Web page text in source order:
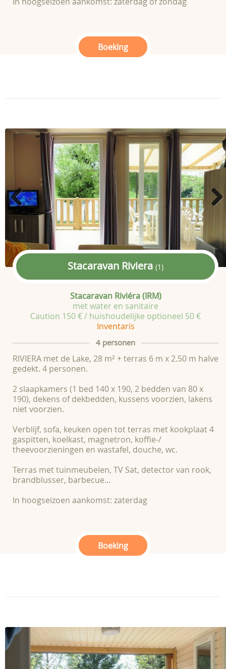
Boeking
Previous
Stacaravan Riviera (1)
Stacaravan Riviéra (IRM)
met water en sanitaire
Caution 150 € / huishoudelijke optioneel 50 €
Inventaris
4 personen
RIVIERA met de Lake, 28 m² + terras 6 m x 2.50 m halve
gedekt. 4 personen.
2 slaapkamers (1 bed 140 x 190, 2 bedden van 80 x
190), dekens of dekbedden, kussens voorzien, lakens
niet voorzien.
Verblijf, sofa, keuken open tot terras met kookplaat 4
gaspitten, koelkast, magnetron, koffie-/
theevoorzieningen en wastafel, douche, wc.
Terras met tuinmeubelen, TV Sat, detector van rook,
brandblusser, barbecue…
In hoogseizoen aankomst: zaterdag
Boeking